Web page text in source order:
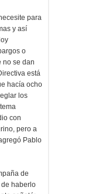
para
y así
o
no se dan
está
hacía ocho
los
con
pero a
Pablo
de
haberlo